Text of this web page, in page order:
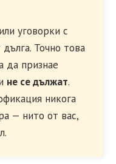
уговорки с
Точно това
да признае
не се дължат.
никога
— нито от вас,